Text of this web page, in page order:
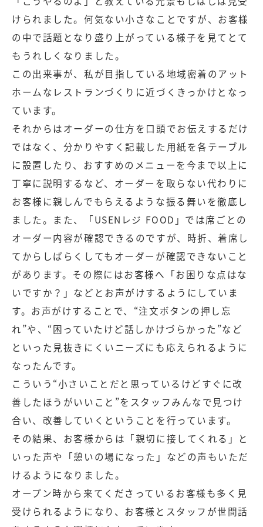
けられました。何気ない小さなことですが、お客様
の中で話題となり盛り上がっている様子を見てとて
もうれしくなりました。
この出来事が、私が目指している地域密着のアット
ホームなレストランづくりに近づくきっかけとなっ
ています。
それからはオーダーの仕方を口頭でお伝えするだけ
ではなく、分かりやすく記載した用紙を各テーブル
に設置したり、おすすめのメニューを今まで以上に
丁寧に説明するなど、オーダーを取らない代わりに
お客様に親しんでもらえるような振る舞いを徹底し
ました。また、「USENレジ FOOD」では席ごとの
オーダー内容が確認できるのですが、時折、着席し
てからしばらくしてもオーダーが確認できないこと
があります。その際にはお客様へ「お困りな点はな
いですか？」などとお声がけするようにしていま
す。お声がけすることで、“注文ボタンの押し忘
れ”や、“困っていたけど話しかけづらかった”など
といった見抜きにくいニーズにも応えられるように
なったんです。
こういう“小さいことだと思っているけどすぐに改
善したほうがいいこと”をスタッフみんなで見つけ
合い、改善していくということを行っています。
その結果、お客様からは「親切に接してくれる」と
いった声や「憩いの場になった」などの声もいただ
けるようになりました。
オープン時から来てくださっているお客様も多く見
受けられるようになり、お客様とスタッフが世間話